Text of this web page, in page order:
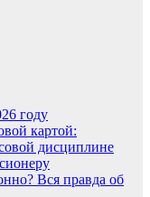
году
картой:
дисциплине
Вся правда об